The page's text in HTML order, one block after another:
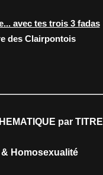
avec tes trois 3 fadas
des Clairpontois
par TITRE
Homosexualité